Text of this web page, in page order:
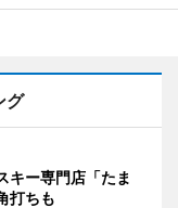
グ
キー専門店「たま
打ちも